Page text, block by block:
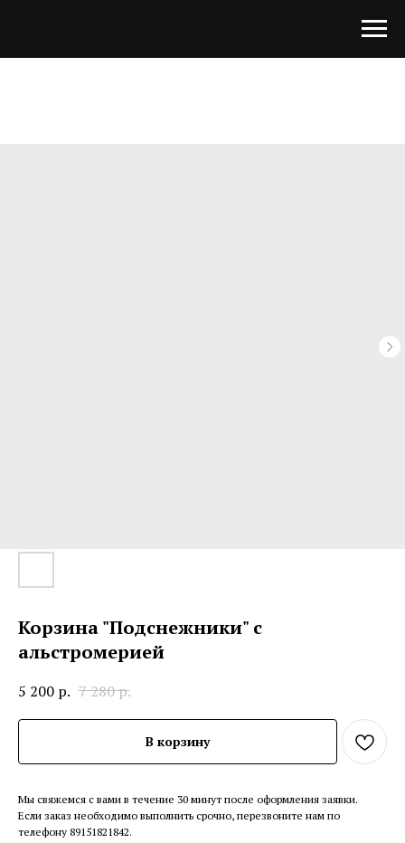
Корзина "Подснежники" с
альстромерией
5 200 р. 7 280р.
В корзину
Мы свяжемся с вами в течение 30 минут после оформления заявки.
Если заказ необходимо выполнить срочно, перезвоните нам по
телефону 89151821842.